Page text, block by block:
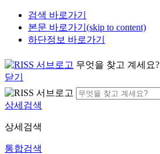
검색 바로가기
본문 바로가기(skip to content)
하단정보 바로가기
무엇을 찾고 계세요?
닫기
상세검색
상세검색
통합검색